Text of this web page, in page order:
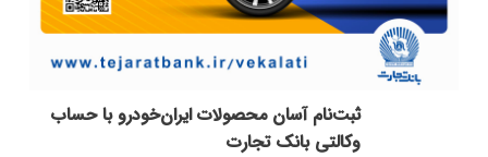
ثبت‌نام آسان محصولات ایران‌خودرو با حساب
وکالتی بانک تجارت